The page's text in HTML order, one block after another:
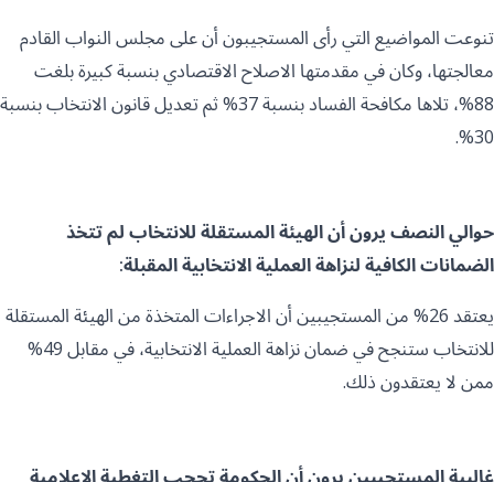
تنوعت المواضيع التي رأى المستجيبون أن على مجلس النواب القادم
معالجتها، وكان في مقدمتها الاصلاح الاقتصادي بنسبة كبيرة بلغت
88%، تلاها مكافحة الفساد بنسبة 37% ثم تعديل قانون الانتخاب بنسبة
30%.
حوالي النصف يرون أن الهيئة المستقلة للانتخاب لم تتخذ
الضمانات الكافية لنزاهة العملية الانتخابية المقبلة:
يعتقد 26% من المستجيبين أن الاجراءات المتخذة من الهيئة المستقلة
للانتخاب ستنجح في ضمان نزاهة العملية الانتخابية، في مقابل 49%
ممن لا يعتقدون ذلك.
غالبية المستجيبين يرون أن الحكومة تحجب التغطية الإعلامية